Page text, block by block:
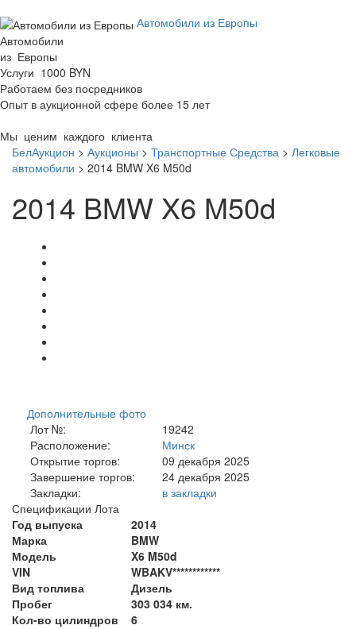
Автомобили из Европы
Автомобили
из Европы
Услуги 1000 BYN
Работаем без посредников
Опыт в аукционной сфере более 15 лет
Мы ценим каждого клиента
БелАукцион > Аукционы > Транспортные Средства > Легковые
автомобили > 2014 BMW X6 M50d
2014 BMW X6 M50d
Дополнительные фото
Лот №:
19242
Расположение:
Минск
Открытие торгов:
09 декабря 2025
Завершение торгов:
24 декабря 2025
Закладки:
в закладки
Спецификации Лота
Год выпуска
2014
Марка
BMW
Модель
X6 M50d
VIN
WBAKV************
Вид топлива
Дизель
Пробег
303 034 км.
Кол-во цилиндров
6